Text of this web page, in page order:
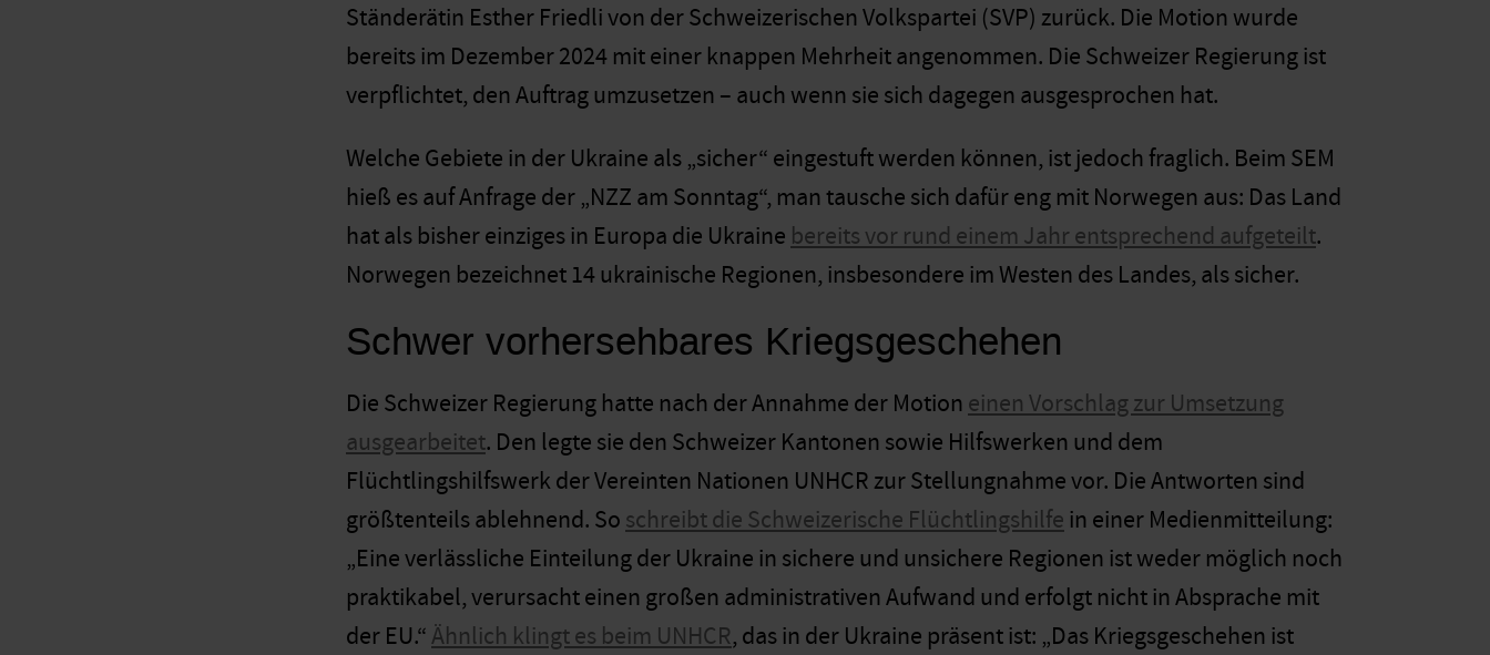
Ständerätin Esther Friedli von der Schweizerischen Volkspartei (SVP) zurück. Die Motion wurde
bereits im Dezember 2024 mit einer knappen Mehrheit angenommen. Die Schweizer Regierung ist
verpflichtet, den Auftrag umzusetzen – auch wenn sie sich dagegen ausgesprochen hat.
Welche Gebiete in der Ukraine als „sicher“ eingestuft werden können, ist jedoch fraglich. Beim SEM
hieß es auf Anfrage der „NZZ am Sonntag“, man tausche sich dafür eng mit Norwegen aus: Das Land
hat als bisher einziges in Europa die Ukraine bereits vor rund einem Jahr entsprechend aufgeteilt.
Norwegen bezeichnet 14 ukrainische Regionen, insbesondere im Westen des Landes, als sicher.
Schwer vorhersehbares Kriegsgeschehen
Die Schweizer Regierung hatte nach der Annahme der Motion einen Vorschlag zur Umsetzung
ausgearbeitet. Den legte sie den Schweizer Kantonen sowie Hilfswerken und dem
Flüchtlingshilfswerk der Vereinten Nationen UNHCR zur Stellungnahme vor. Die Antworten sind
größtenteils ablehnend. So schreibt die Schweizerische Flüchtlingshilfe in einer Medienmitteilung:
„Eine verlässliche Einteilung der Ukraine in sichere und unsichere Regionen ist weder möglich noch
praktikabel, verursacht einen großen administrativen Aufwand und erfolgt nicht in Absprache mit
der EU.“Ähnlich klingt es beim UNHCR, das in der Ukraine präsent ist: „Das Kriegsgeschehen ist